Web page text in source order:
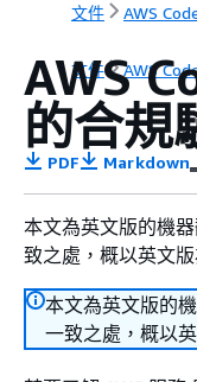
文件 AWS
文件 AWS
AWS
的合規
PDF Markdown
本文為英文版的機
致之處，概以英文版
本文為英文版的
一致之處，概以